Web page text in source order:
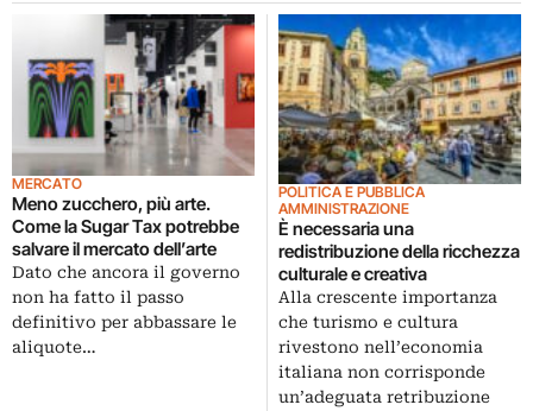
MERCATO
Meno zucchero, più arte.
Come la Sugar Tax potrebbe
salvare il mercato dell’arte
Dato che ancora il governo
non ha fatto il passo
definitivo per abbassare le
aliquote…
POLITICA E PUBBLICA
AMMINISTRAZIONE
È necessaria una
redistribuzione della ricchezza
culturale e creativa
Alla crescente importanza
che turismo e cultura
rivestono nell’economia
italiana non corrisponde
un’adeguata retribuzione